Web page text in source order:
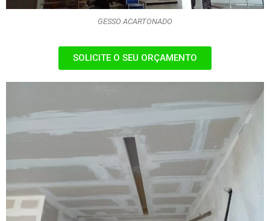
GESSO ACARTONADO
SOLICITE O SEU ORÇAMENTO